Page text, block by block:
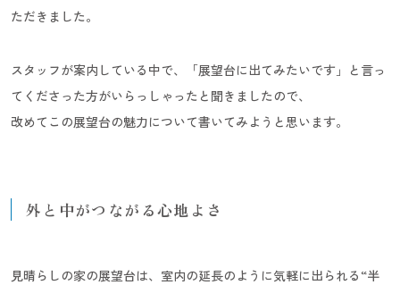
ただきました。
スタッフが案内している中で、「展望台に出てみたいです」と言っ
てくださった方がいらっしゃったと聞きましたので、
改めてこの展望台の魅力について書いてみようと思います。
外と中がつながる心地よさ
見晴らしの家の展望台は、室内の延長のように気軽に出られる“半